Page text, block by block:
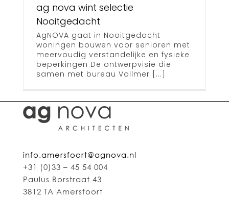
ag nova wint selectie
Nooitgedacht
AgNOVA gaat in Nooitgedacht
woningen bouwen voor senioren met
meervoudig verstandelijke en fysieke
beperkingen De ontwerpvisie die
samen met bureau Vollmer [...]
info.amersfoort@agnova.nl
+31 (0)33 – 45 54 004
Paulus Borstraat 43
3812 TA Amersfoort